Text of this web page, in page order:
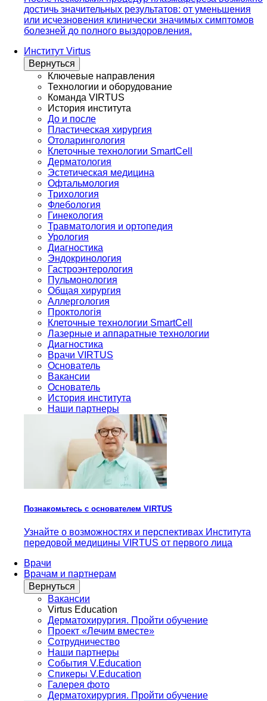
достичь значительных результатов: от уменьшения
или исчезновения клинически значимых симптомов
болезней до полного выздоровления.
Институт Virtus
Вернуться
Ключевые направления
Технологии и оборудование
Команда VIRTUS
История института
До и после
Пластическая хирургия
Отоларингология
Клеточные технологии SmartCell
Дерматология
Эстетическая медицина
Офтальмология
Трихология
Флебология
Гинекология
Травматология и ортопедия
Урология
Диагностика
Эндокринология
Гастроэнтерология
Пульмонология
Общая хирургия
Аллергология
Проктологія
Клеточные технологии SmartCell
Лазерные и аппаратные технологии
Диагностика
Врачи VIRTUS
Основатель
Вакансии
Основатель
История института
Наши партнеры
Познакомьтесь с основателем VIRTUS
Узнайте о возможностях и перспективах Института
передовой медицины VIRTUS от первого лица
Врачи
Врачам и партнерам
Вернуться
Вакансии
Virtus Education
Дерматохирургия. Пройти обучение
Проект «Лечим вместе»
Сотрудничество
Наши партнеры
События V.Education
Спикеры V.Education
Галерея фото
Дерматохирургия. Пройти обучение